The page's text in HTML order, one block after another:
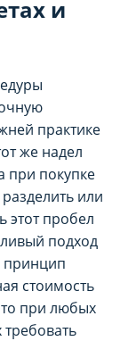
и
практике
же надел
при покупке
или
этот пробел
подход
принцип
стоимость
при любых